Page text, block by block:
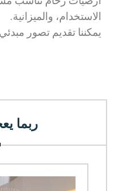
الاستخدام، والميزانية.
يمكننا تقديم تصور
ربما